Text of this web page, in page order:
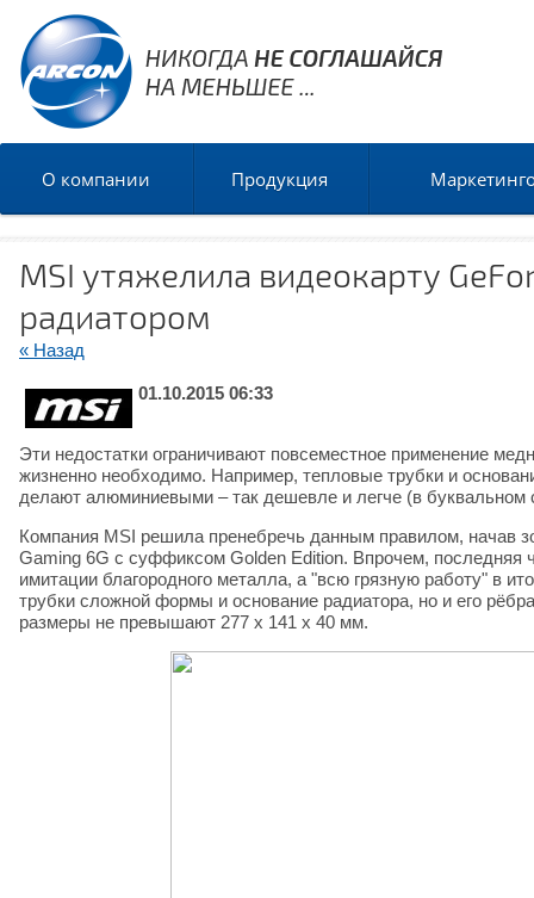
О компании Продукция
MSI утяжелила видеокарту
радиатором
« Назад
01.10.2015 06:33
Эти недостатки ограничивают повсеместное применение
жизненно необходимо. Например, тепловые трубки и
делают алюминиевыми – так дешевле и легче (в буквальном
Компания MSI решила пренебречь данным правилом, начав
Gaming 6G с суффиксом Golden Edition. Впрочем, последняя
имитации благородного металла, а "всю грязную работу" в
трубки сложной формы и основание радиатора, но и его
размеры не превышают 277 х 141 х 40 мм.